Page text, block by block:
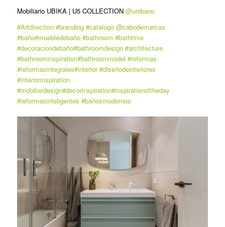
Mobiliario UBIKA | U5 COLLECTION @unibano
#Artdirection #branding #catalogo @cabodemarcas
#baño#muebledebaño #bathroom #bathtime
#decoraciondebaño#bathroomdesign #architecture
#bathroominspiration#bathroommodel #reformas
#reformasintegrales#interior#diseñodeinteriores
#interiorinspiration
#mobiliardesign#decorinspiration#inspirationoftheday
#reformasinteligentes #bañosmodernos